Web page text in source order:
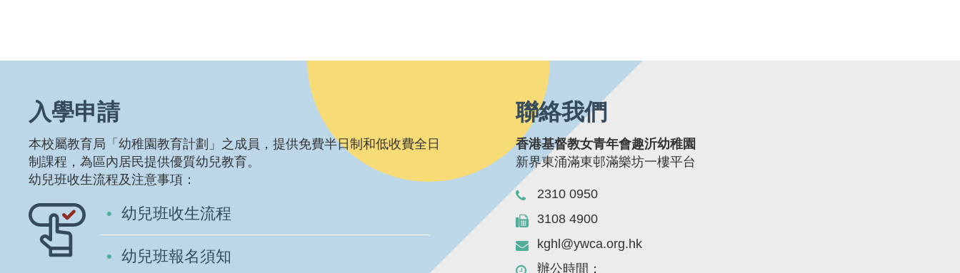
入學申請
本校屬教育局「幼稚園教育計劃」之成員，提供免費半日制和低收費全日
制課程，為區內居民提供優質幼兒教育。
幼兒班收生流程及注意事項：
幼兒班收生流程
幼兒班報名須知
聯絡我們
香港基督教女青年會趣沂幼稚園
新界東涌滿東邨滿樂坊一樓平台
2310 0950
3108 4900
kghl@ywca.org.hk
辦公時間：